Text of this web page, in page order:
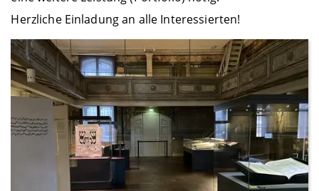
Herzliche Einladung an alle Interessierten!